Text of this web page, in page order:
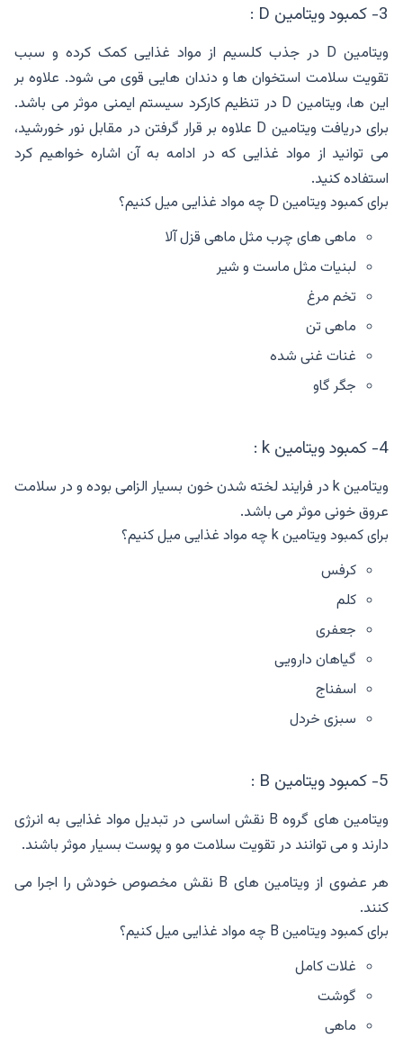
3- کمبود ویتامین D :
ویتامین D‌ در جذب کلسیم از مواد غذایی کمک کرده و سبب
تقویت سلامت استخوان ها و دندان هایی قوی می شود. علاوه بر
این ها، ویتامین D در تنظیم کارکرد سیستم ایمنی موثر می باشد.
برای دریافت ویتامین D علاوه بر قرار گرفتن در مقابل نور خورشید،
می توانید از مواد غذایی که در ادامه به آن اشاره خواهیم کرد
استفاده کنید.
برای کمبود ویتامین D چه مواد غذایی میل کنیم؟
ماهی های چرب مثل ماهی قزل آلا
لبنیات مثل ماست و شیر
تخم مرغ
ماهی تن
غنات غنی شده
جگر گاو
4- کمبود ویتامین k :
ویتامین k در فرایند لخته شدن خون بسیار الزامی بوده و در سلامت
عروق خونی موثر می باشد.
برای کمبود ویتامین k چه مواد غذایی میل کنیم؟
کرفس
کلم
جعفری
گیاهان دارویی
اسفناج
سبزی خردل
5- کمبود ویتامین B :
ویتامین های گروه B نقش اساسی در تبدیل مواد غذایی به انرژی
دارند و می توانند در تقویت سلامت مو و پوست بسیار موثر باشند.
هر عضوی از ویتامین های B نقش مخصوص خودش را اجرا می
کنند.
برای کمبود ویتامین B چه مواد غذایی میل کنیم؟
غلات کامل
گوشت
ماهی